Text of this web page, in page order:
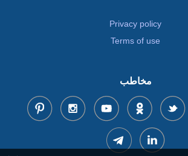
Privacy policy
Terms of use
مخاطب